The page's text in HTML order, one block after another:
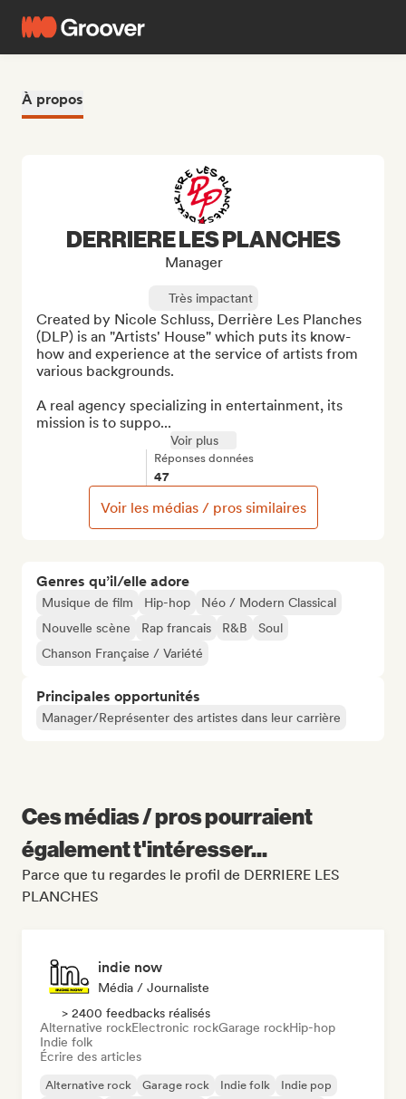
À propos
Genres qu’il/elle adore
Musique de film Hip-hop
Néo / Modern Classical
Nouvelle scène
Rap francais R&B
Soul
Chanson Française / Variété
Principales opportunités
Manager/Représenter des artistes dans leur carrière
DERRIERE LES PLANCHES
Manager
Très impactant
Created by Nicole Schluss, Derrière Les Planches
(DLP) is an "Artists' House" which puts its know-
how and experience at the service of artists from
various backgrounds.
A real agency specializing in entertainment, its
mission is to suppo...
Voir plus
Réponses données
47
Voir les médias / pros similaires
Ces médias / pros pourraient
également t'intéresser...
Parce que tu regardes le profil de DERRIERE LES
PLANCHES
indie now
Média / Journaliste
> 2400 feedbacks réalisés
Alternative rockElectronic rockGarage rockHip-hop
Indie folk
Écrire des articles
Alternative rock Garage rock Indie folk
Indie pop